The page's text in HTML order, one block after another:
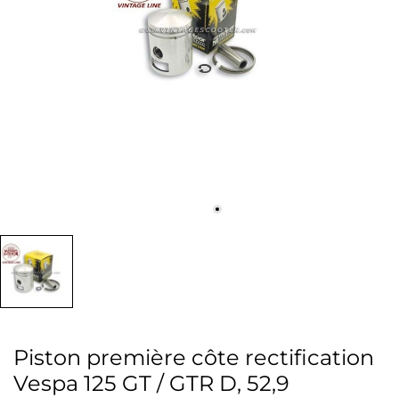
Piston première côte rectification
Vespa 125 GT / GTR D, 52,9